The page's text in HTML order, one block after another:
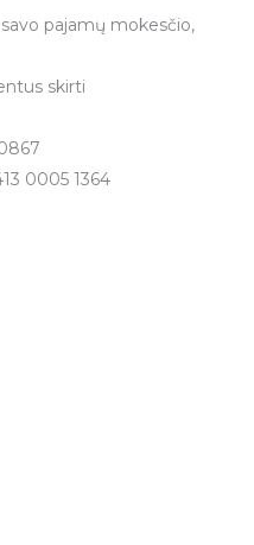
pajamų mokesčio,
skirti
0005 1364